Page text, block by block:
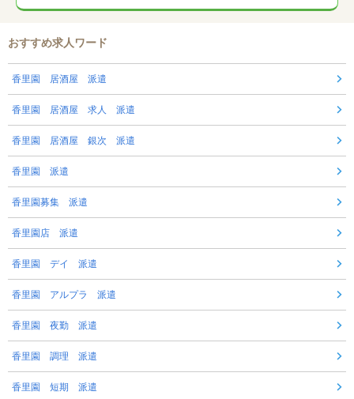
おすすめ求人ワード
香里園 居酒屋 派遣
香里園 居酒屋 求人 派遣
香里園 居酒屋 銀次 派遣
香里園 派遣
香里園募集 派遣
香里園店 派遣
香里園 デイ 派遣
香里園 アルプラ 派遣
香里園 夜勤 派遣
香里園 調理 派遣
香里園 短期 派遣